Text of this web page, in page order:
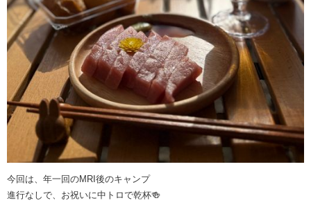
今回は、年一回のMRI後のキャンプ
進行なしで、お祝いに中トロで乾杯🍻